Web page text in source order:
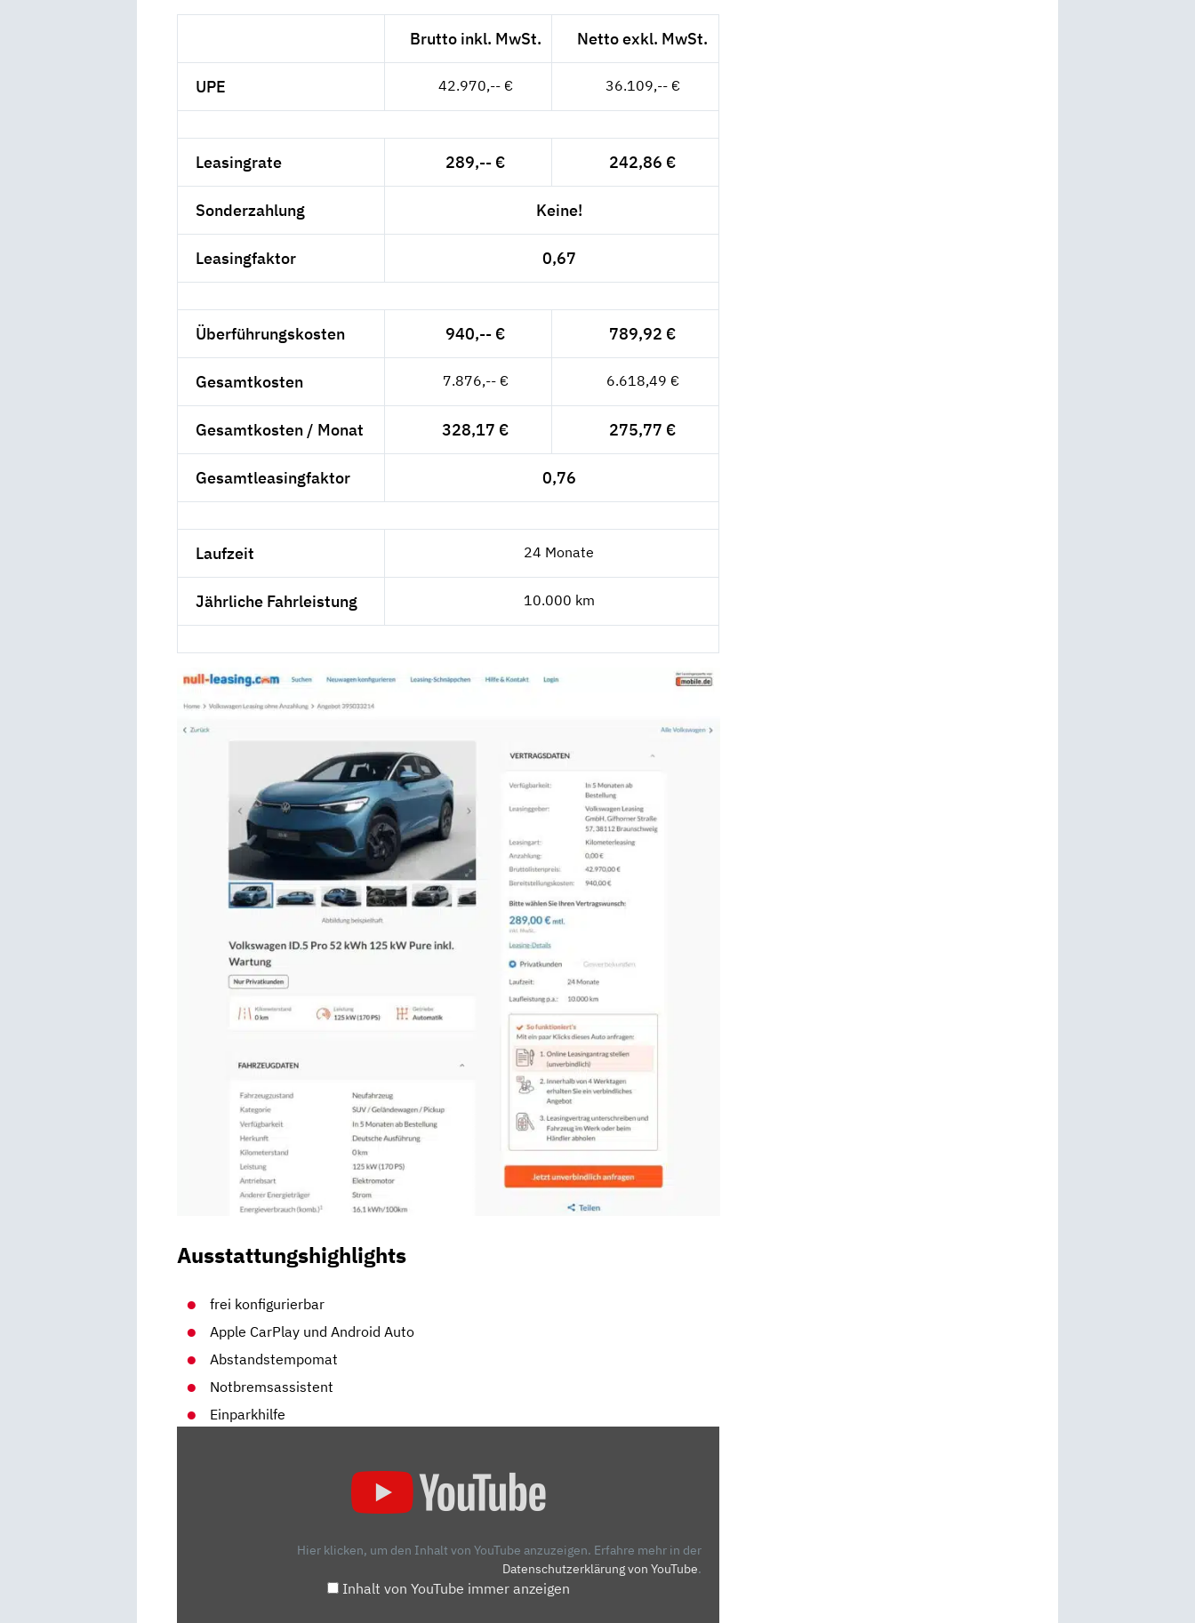
Brutto inkl. MwSt. Netto exkl. MwSt.
UPE 42.970,-- € 36.109,-- €
Leasingrate 289,-- € 242,86 €
Sonderzahlung Keine!
Leasingfaktor 0,67
Überführungskosten 940,-- € 789,92 €
Gesamtkosten 7.876,-- € 6.618,49 €
Gesamtkosten / Monat 328,17 € 275,77 €
Gesamtleasingfaktor 0,76
Laufzeit 24 Monate
Jährliche Fahrleistung 10.000 km
Ausstattungshighlights
frei konfigurierbar
Apple CarPlay und Android Auto
Abstandstempomat
Notbremsassistent
Einparkhilfe
Hier klicken, um den Inhalt von YouTube anzuzeigen. Erfahre mehr in der
Datenschutzerklärung von YouTube.
Inhalt von YouTube immer anzeigen